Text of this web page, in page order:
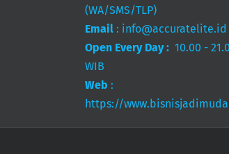
(WA/SMS/TLP)
Email : info@accuratelite.id
Open Every Day : 10.00 -
WIB
Web :
https://